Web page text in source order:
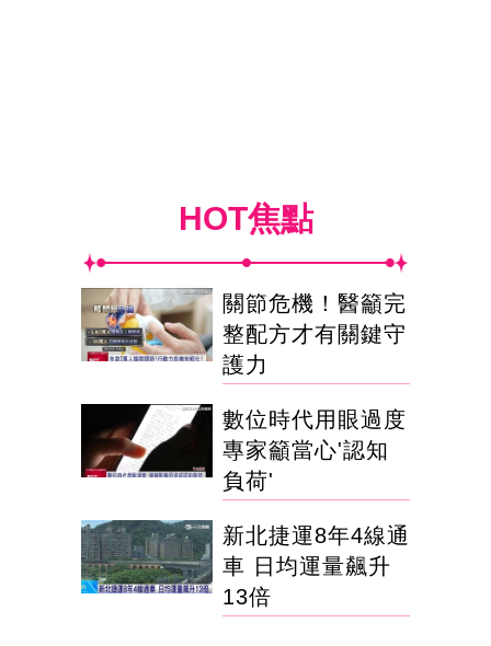
HOT焦點
關節危機！醫籲完
整配方才有關鍵守
護力
數位時代用眼過度
專家籲當心'認知
負荷'
新北捷運8年4線通
車 日均運量飆升
13倍